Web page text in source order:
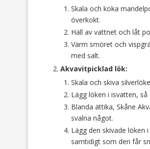
Skala och koka
överkokt.
Häll av vattnet och låt
Värm smöret och
med salt.
Akvavitpicklad lök:
Skala och skiva
Lägg löken i isvatten,
Blanda ättika, Skåne
svalna något.
Lägg den skivade löken
samtidigt som den får